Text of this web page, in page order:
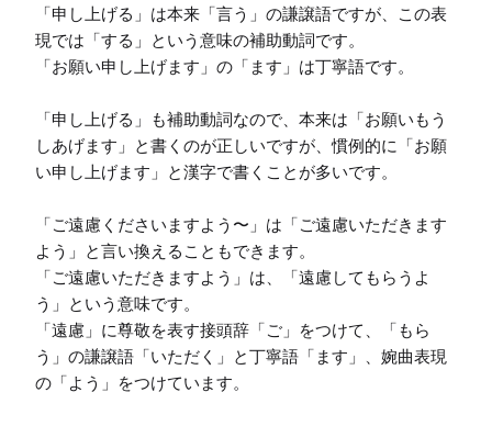
「申し上げる」は本来「言う」の謙譲語ですが、この表
現では「する」という意味の補助動詞です。
「お願い申し上げます」の「ます」は丁寧語です。
「申し上げる」も補助動詞なので、本来は「お願いもう
しあげます」と書くのが正しいですが、慣例的に「お願
い申し上げます」と漢字で書くことが多いです。
「ご遠慮くださいますよう〜」は「ご遠慮いただきます
よう」と言い換えることもできます。
「ご遠慮いただきますよう」は、「遠慮してもらうよ
う」という意味です。
「遠慮」に尊敬を表す接頭辞「ご」をつけて、「もら
う」の謙譲語「いただく」と丁寧語「ます」、婉曲表現
の「よう」をつけています。